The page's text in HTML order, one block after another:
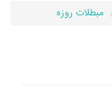
مبطلات روزه